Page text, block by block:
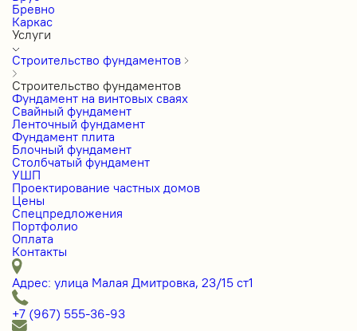
Бревно
Каркас
Услуги
Строительство фундаментов
Строительство фундаментов
Фундамент на винтовых сваях
Свайный фундамент
Ленточный фундамент
Фундамент плита
Блочный фундамент
Столбчатый фундамент
УШП
Проектирование частных домов
Цены
Спецпредложения
Портфолио
Оплата
Контакты
Адрес: улица Малая Дмитровка, 23/15 ст1
+7 (967) 555-36-93